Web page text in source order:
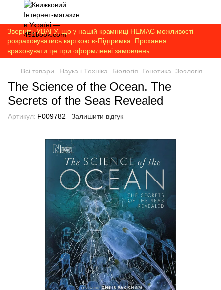
Зверніть УВАГУ, що у нашій крамниці НЕМАЄ можливості
розраховуватись карткою є-Підтримка. Прохання
враховувати це при оформленні замовлень.
Всі товари Наука і Техніка Біологія. Генетика. Зоологія
The Science of the Ocean. The
Secrets of the Seas Revealed
Артикул: F009782 Залишити відгук